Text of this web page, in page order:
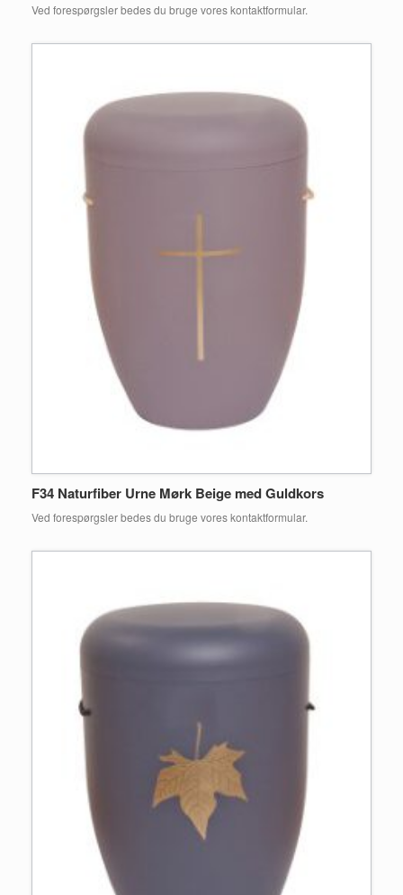
Ved forespørgsler bedes du bruge vores kontaktformular.
F34 Naturfiber Urne Mørk Beige med Guldkors
Ved forespørgsler bedes du bruge vores kontaktformular.